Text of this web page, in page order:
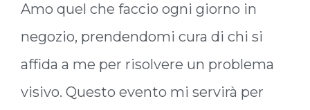
Amo quel che faccio ogni giorno in
negozio, prendendomi cura di chi si
affida a me per risolvere un problema
visivo. Questo evento mi servirà per